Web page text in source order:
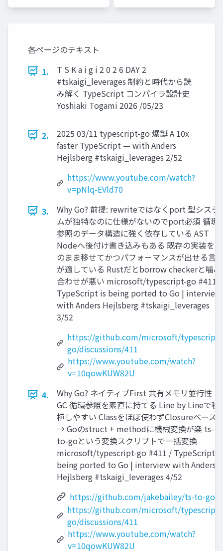
各ページのテキスト
1.
T S K a i g i 2 0 2 6 DAY 2
#tskaigi_leverages 制約と時代から読
み解く TypeScript コンパイラ設計史
Yoshiaki Togami 2026 /05/23
2.
2025 03/11 typescript-go 爆誕 A 10x
faster TypeScript — with Anders
Hejlsberg #tskaigi_leverages 2/52
https://www.youtube.com/watch?
v=pNlq-EVld70
3.
Why Go? 前提: rewriteではなくport 型システ
ムが独特なのに仕様がないのでport必須 循環
参照のデータ構造に強く依存している AST
Nodeへ後付け書き込みもある 既存の実装をそ
のまま移せてかつパフォーマンスが出せる言
が適している Rustだとborrow checkerと噛み
合わせが悪い microsoft/typescript-go #411 /
TypeScript is being ported to Go | interview
with Anders Hejlsberg #tskaigi_leverages
3/52
https://github.com/microsoft/typescript-
go/discussions/411
https://www.youtube.com/watch?
v=10qowKUW82U
4.
Why Go? ネイティブFirst 共有メモリ並行性
GC 循環参照を素直に持てる Line by Lineで移
植しやすい Classをほぼ使わずClosureベース
→ Goのstruct + methodに機械変換が楽 ts-
to-goという変換スクリプトで一括変換
microsoft/typescript-go #411 / TypeScript is
being ported to Go | interview with Anders
Hejlsberg #tskaigi_leverages 4/52
https://github.com/jakebailey/ts-to-go
https://github.com/microsoft/typescript-
go/discussions/411
https://www.youtube.com/watch?
v=10qowKUW82U